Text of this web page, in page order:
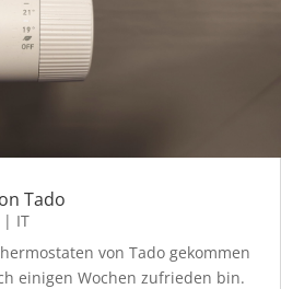
Tado
| IT
von Tado gekommen
einigen Wochen zufrieden bin.